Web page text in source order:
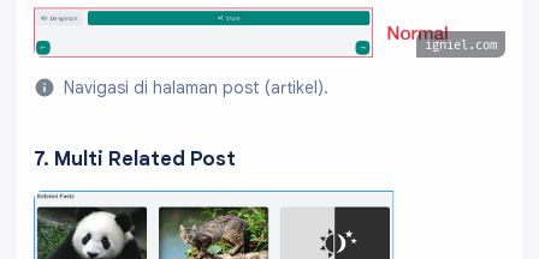
Navigasi di halaman post (artikel).
igniel.com
7. Multi Related Post